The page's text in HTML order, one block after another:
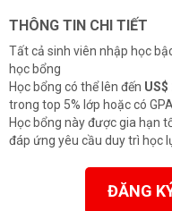
THÔNG TIN CHI TIẾT
Tất cả sinh viên nhập học
học bổng
Học bổng có thể lên đến
trong top 5% lớp hoặc có GPA
Học bổng này được gia hạn
đáp ứng yêu cầu duy trì học
ĐĂNG